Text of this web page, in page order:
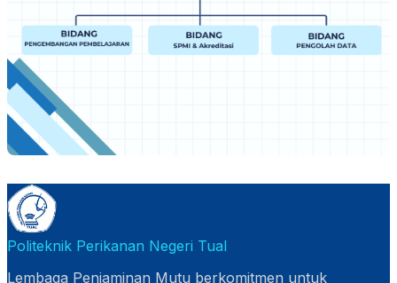
Politeknik Perikanan Negeri Tual
Lembaga Penjaminan Mutu berkomitmen untuk